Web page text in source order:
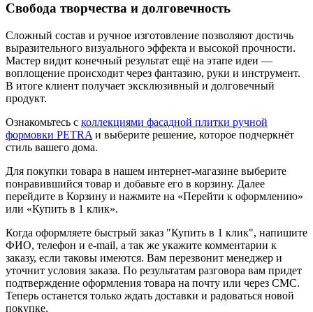
Свобода творчества и долговечность
Сложный состав и ручное изготовление позволяют достичь
выразительного визуального эффекта и высокой прочности.
Мастер видит конечный результат ещё на этапе идеи —
воплощение происходит через фантазию, руки и инструмент.
В итоге клиент получает эксклюзивный и долговечный
продукт.
Ознакомьтесь с коллекциями фасадной плитки ручной
формовки PETRA и выберите решение, которое подчеркнёт
стиль вашего дома.
Для покупки товара в нашем интернет-магазине выберите
понравившийся товар и добавьте его в корзину. Далее
перейдите в Корзину и нажмите на «Перейти к оформлению»
или «Купить в 1 клик».
Когда оформляете быстрый заказ "Купить в 1 клик", напишите
ФИО, телефон и e-mail, а так же укажите комментарии к
заказу, если таковы имеются. Вам перезвонит менеджер и
уточнит условия заказа. По результатам разговора вам придет
подтверждение оформления товара на почту или через СМС.
Теперь останется только ждать доставки и радоваться новой
покупке.